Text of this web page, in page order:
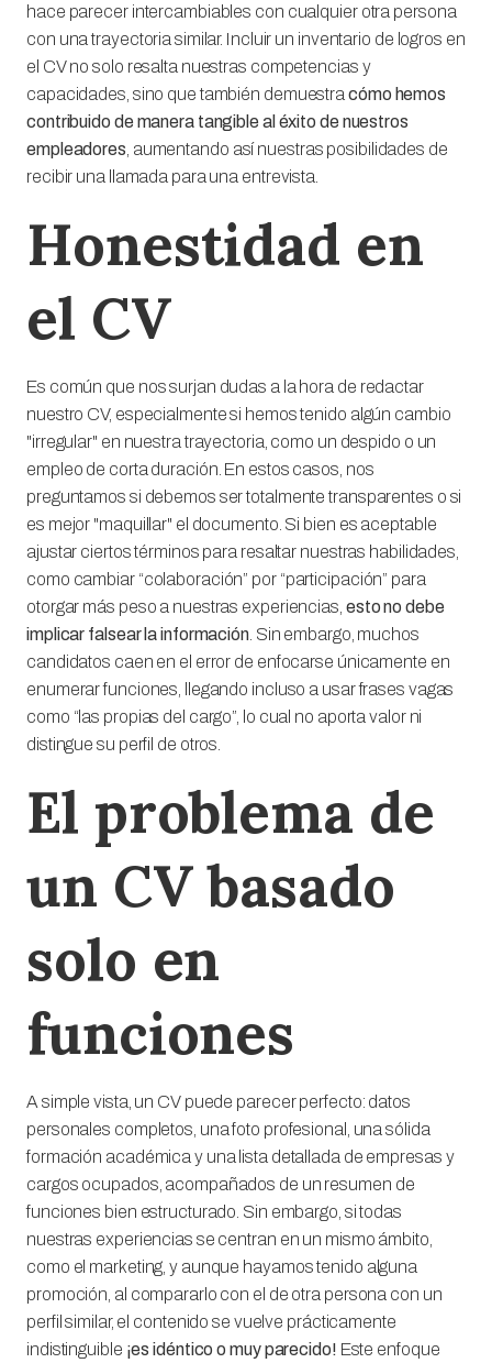
hace parecer intercambiables con cualquier otra persona
con una trayectoria similar. Incluir un inventario de logros en
el CV no solo resalta nuestras competencias y
capacidades, sino que también demuestra cómo hemos
contribuido de manera tangible al éxito de nuestros
empleadores , aumentando así nuestras posibilidades de
recibir una llamada para una entrevista.
Honestidad en
el CV
Es común que nos surjan dudas a la hora de redactar
nuestro CV, especialmente si hemos tenido algún cambio
"irregular" en nuestra trayectoria, como un despido o un
empleo de corta duración. En estos casos, nos
preguntamos si debemos ser totalmente transparentes o si
es mejor "maquillar" el documento. Si bien es aceptable
ajustar ciertos términos para resaltar nuestras habilidades,
como cambiar “colaboración” por “participación” para
otorgar más peso a nuestras experiencias, esto no debe
implicar falsear la información. Sin embargo, muchos
candidatos caen en el error de enfocarse únicamente en
enumerar funciones, llegando incluso a usar frases vagas
como “las propias del cargo”, lo cual no aporta valor ni
distingue su perfil de otros.
El problema de
un CV basado
solo en
funciones
A simple vista, un CV puede parecer perfecto: datos
personales completos, una foto profesional, una sólida
formación académica y una lista detallada de empresas y
cargos ocupados, acompañados de un resumen de
funciones bien estructurado. Sin embargo, si todas
nuestras experiencias se centran en un mismo ámbito,
como el marketing, y aunque hayamos tenido alguna
promoción, al compararlo con el de otra persona con un
perfil similar, el contenido se vuelve prácticamente
indistinguible ¡es idéntico o muy parecido! Este enfoque